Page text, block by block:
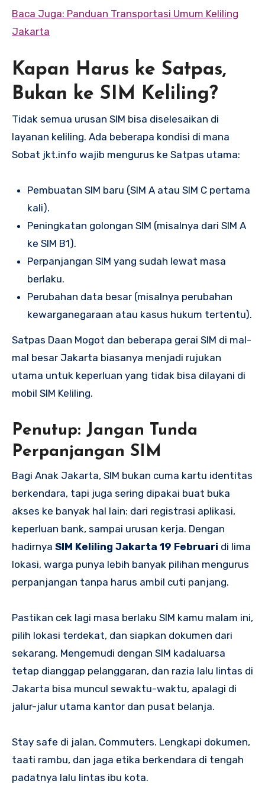
Baca Juga: Panduan Transportasi Umum Keliling
Jakarta
Kapan Harus ke Satpas,
Bukan ke SIM Keliling?
Tidak semua urusan SIM bisa diselesaikan di
layanan keliling. Ada beberapa kondisi di mana
Sobat jkt.info wajib mengurus ke Satpas utama:
Pembuatan SIM baru (SIM A atau SIM C pertama
kali).
Peningkatan golongan SIM (misalnya dari SIM A
ke SIM B1).
Perpanjangan SIM yang sudah lewat masa
berlaku.
Perubahan data besar (misalnya perubahan
kewarganegaraan atau kasus hukum tertentu).
Satpas Daan Mogot dan beberapa gerai SIM di mal-
mal besar Jakarta biasanya menjadi rujukan
utama untuk keperluan yang tidak bisa dilayani di
mobil SIM Keliling.
Penutup: Jangan Tunda
Perpanjangan SIM
Bagi Anak Jakarta, SIM bukan cuma kartu identitas
berkendara, tapi juga sering dipakai buat buka
akses ke banyak hal lain: dari registrasi aplikasi,
keperluan bank, sampai urusan kerja. Dengan
hadirnya SIM Keliling Jakarta 19 Februari di lima
lokasi, warga punya lebih banyak pilihan mengurus
perpanjangan tanpa harus ambil cuti panjang.
Pastikan cek lagi masa berlaku SIM kamu malam ini,
pilih lokasi terdekat, dan siapkan dokumen dari
sekarang. Mengemudi dengan SIM kadaluarsa
tetap dianggap pelanggaran, dan razia lalu lintas di
Jakarta bisa muncul sewaktu-waktu, apalagi di
jalur-jalur utama kantor dan pusat belanja.
Stay safe di jalan, Commuters. Lengkapi dokumen,
taati rambu, dan jaga etika berkendara di tengah
padatnya lalu lintas ibu kota.